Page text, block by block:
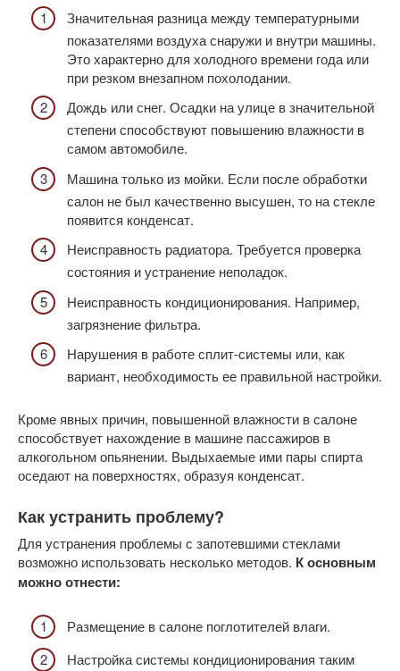
Значительная разница между температурными
показателями воздуха снаружи и внутри машины.
Это характерно для холодного времени года или
при резком внезапном похолодании.
Дождь или снег. Осадки на улице в значительной
степени способствуют повышению влажности в
самом автомобиле.
Машина только из мойки. Если после обработки
салон не был качественно высушен, то на стекле
появится конденсат.
Неисправность радиатора. Требуется проверка
состояния и устранение неполадок.
Неисправность кондиционирования. Например,
загрязнение фильтра.
Нарушения в работе сплит-системы или, как
вариант, необходимость ее правильной настройки.
Кроме явных причин, повышенной влажности в салоне
способствует нахождение в машине пассажиров в
алкогольном опьянении. Выдыхаемые ими пары спирта
оседают на поверхностях, образуя конденсат.
Как устранить проблему?
Для устранения проблемы с запотевшими стеклами
возможно использовать несколько методов. К основным
можно отнести:
Размещение в салоне поглотителей влаги.
Настройка системы кондиционирования таким